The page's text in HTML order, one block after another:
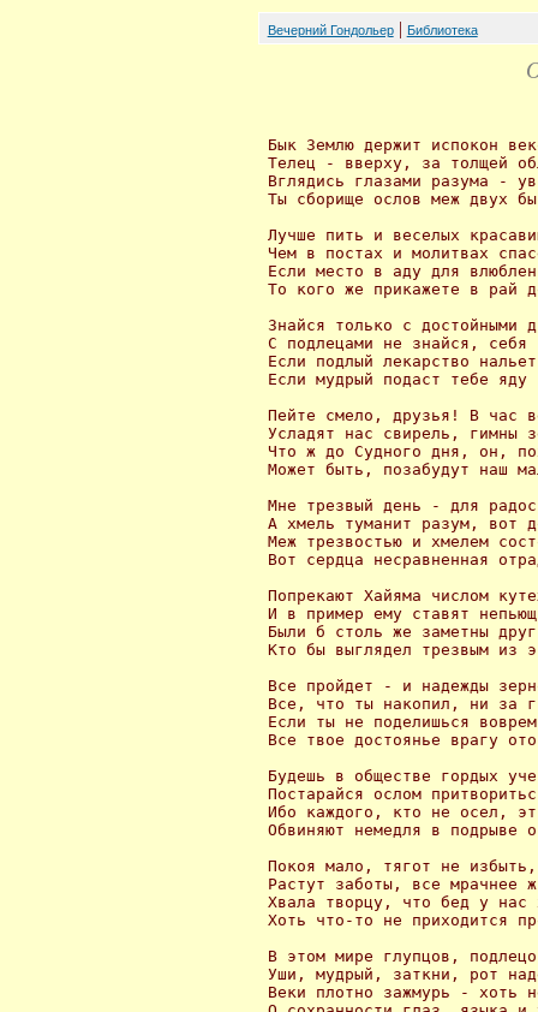
Вечерний Гондольер| Библиотека
Бык Землю держит испокон
Телец - вверху, за толщей
Вглядись глазами разума -
Ты сборище ослов меж двух
Лучше пить и веселых
Чем в постах и молитвах
Если место в аду для
То кого же прикажете в рай
Знайся только с достойными
С подлецами не знайся, себя
Если подлый лекарство
Если мудрый подаст тебе
Пейте смело, друзья! В час
Усладят нас свирель, гимны
Что ж до Судного дня, он,
Может быть, позабудут наш
Мне трезвый день - для
A хмель туманит разум, вот
Меж трезвостью и хмелем
Вот сердца несравненная
Попрекают Хайяма числом
И в пример ему ставят
Были б столь же заметны
Кто бы выглядел трезвым из
Все пройдет - и надежды
Все, что ты накопил, ни за
Если ты не поделишься
Все твое достоянье врагу
Будешь в обществе гордых
Постарайся ослом
Ибо каждого, кто не осел,
Обвиняют немедля в подрыве
Покоя мало, тягот не избыть,
Растут заботы, все мрачнее
Хвала творцу, что бед у нас
Хоть что-то не приходится
В этом мире глупцов,
Уши, мудрый, заткни, рот
Веки плотно зажмурь - хоть